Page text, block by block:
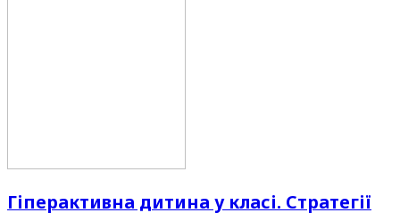
Гіперактивна дитина у класі. Стратегії